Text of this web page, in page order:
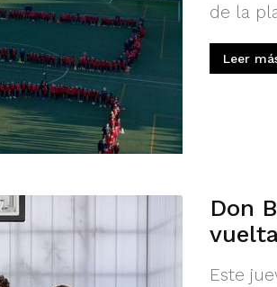
de la
Leer
Don
Este